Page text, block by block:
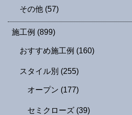
その他 (57)
施工例 (899)
おすすめ施工例 (160)
スタイル別 (255)
オープン (177)
セミクローズ (39)